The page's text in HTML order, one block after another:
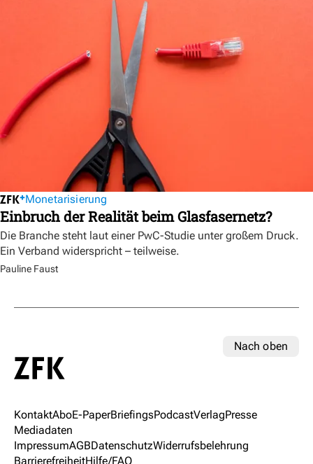
Monetarisierung
Einbruch der Realität beim Glasfasernetz?
Die Branche steht laut einer PwC-Studie unter großem Druck.
Ein Verband widerspricht – teilweise.
Pauline Faust
Nach oben
KontaktAboE-PaperBriefingsPodcastVerlagPresse
Mediadaten
ImpressumAGBDatenschutzWiderrufsbelehrung
BarrierefreiheitHilfe/FAQ